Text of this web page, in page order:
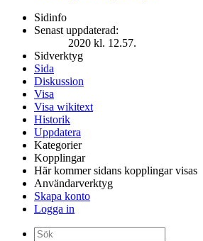
Sidinfo
Senast uppdaterad:
2020 kl. 12.57.
Sidverktyg
Sida
Diskussion
Visa
Visa wikitext
Historik
Uppdatera
Kategorier
Kopplingar
Här kommer sidans kopplingar visas
Användarverktyg
Skapa konto
Logga in